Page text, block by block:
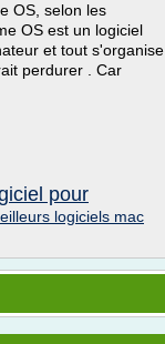
OS, selon les
OS est un logiciel
et tout s'organise
perdurer . Car
pour
logiciels mac